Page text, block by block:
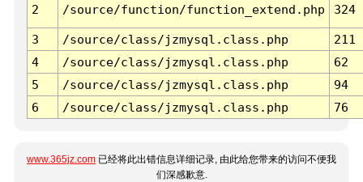
2 /source/function/function_extend.php 324
3 /source/class/jzmysql.class.php
211
4
/source/class/jzmysql.class.php
62
5
/source/class/jzmysql.class.php
94
6
/source/class/jzmysql.class.php 76
www.365jz.com 已经将此出错信息详细记录, 由此给您带来的访问不便我
们深感歉意.